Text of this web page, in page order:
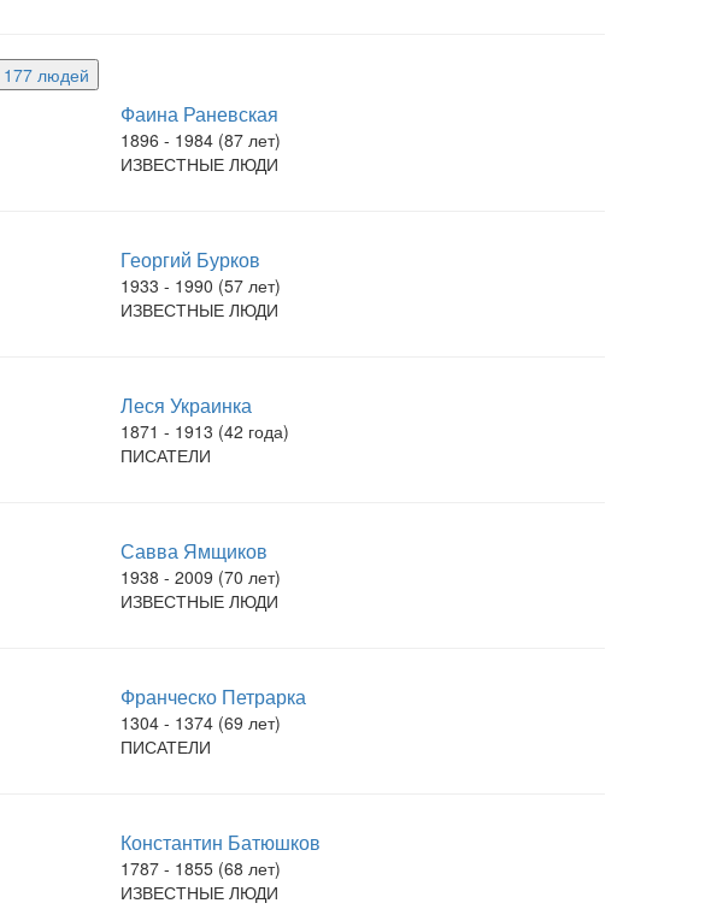
людей
Фаина Раневская
1896 - 1984 (87 лет)
ИЗВЕСТНЫЕ ЛЮДИ
Георгий Бурков
1933 - 1990 (57 лет)
ИЗВЕСТНЫЕ ЛЮДИ
Леся Украинка
1871 - 1913 (42 года)
ПИСАТЕЛИ
Савва Ямщиков
1938 - 2009 (70 лет)
ИЗВЕСТНЫЕ ЛЮДИ
Франческо Петрарка
1304 - 1374 (69 лет)
ПИСАТЕЛИ
Константин Батюшков
1787 - 1855 (68 лет)
ИЗВЕСТНЫЕ ЛЮДИ